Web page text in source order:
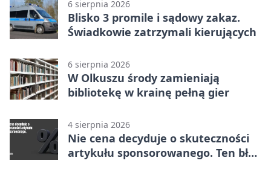
6 sierpnia 2026
Blisko 3 promile i sądowy zakaz.
Świadkowie zatrzymali kierujących
6 sierpnia 2026
W Olkuszu środy zamieniają
bibliotekę w krainę pełną gier
4 sierpnia 2026
Nie cena decyduje o skuteczności
artykułu sponsorowanego. Ten błąd